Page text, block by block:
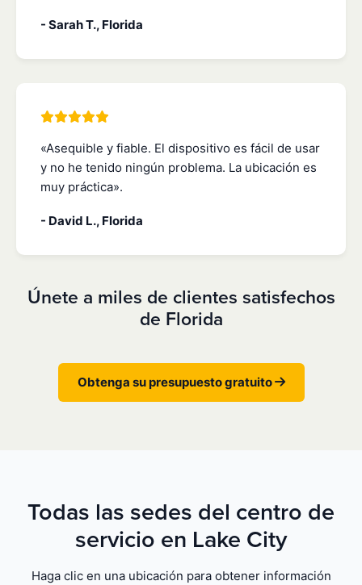
- Sarah T., Florida
«Asequible y fiable. El dispositivo es fácil de usar
y no he tenido ningún problema. La ubicación es
muy práctica».
- David L., Florida
Únete a miles de clientes satisfechos
de Florida
Obtenga su presupuesto gratuito
Todas las sedes del centro de
servicio en Lake City
Haga clic en una ubicación para obtener información